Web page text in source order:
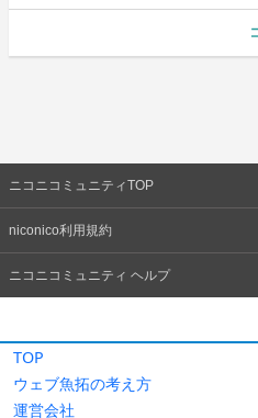
TOP
ウェブ魚拓の考え方
運営会社